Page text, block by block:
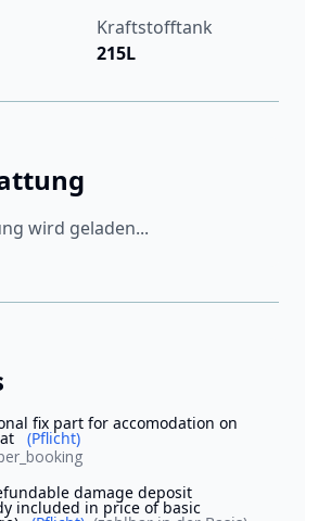
Kraftstofftank
215L
wird geladen...
fix part for accomodation on
(Pflicht)
damage deposit
included in price of basic